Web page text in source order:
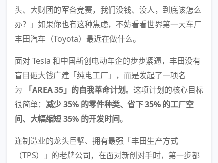
头、大财团的军备竞赛，我们没钱、没人，到底该怎么
办？」如果你也有这种焦虑，不妨看看世界第一大车厂
丰田汽车（Toyota）最近在做什么。
面对 Tesla 和中国新创电动车企的步步紧逼，丰田没有
盲目砸大钱广建「纯电工厂」，而是发起了一项名
为
「AREA 35」的自我革命计划。这项计划的核心目标
很简单： 减少 35% 的零件种类、省下 35% 的工厂空
间、大幅缩短 35% 的开发时间。
连制造业的龙头巨擘、拥有最强「丰田生产方式
（TPS）」的老牌公司，在面对新创对手时，第一步都